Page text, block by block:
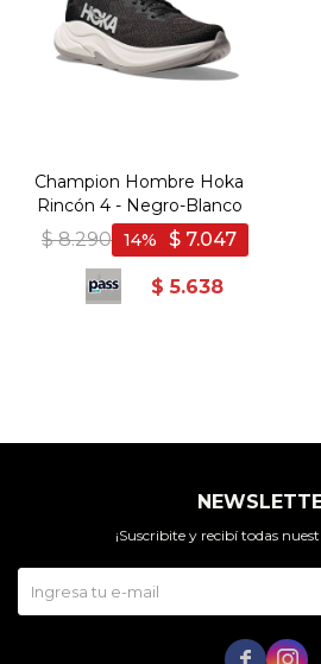
Champion Hombre Hoka
Rincón 4 - Negro-Blanco
$ 8.290 $ 7.047
14
$ 5.638
¡Suscribite y recibí todas
 